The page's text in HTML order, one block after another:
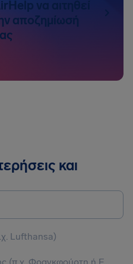
να αιτηθεί
αποζημίωσή
και